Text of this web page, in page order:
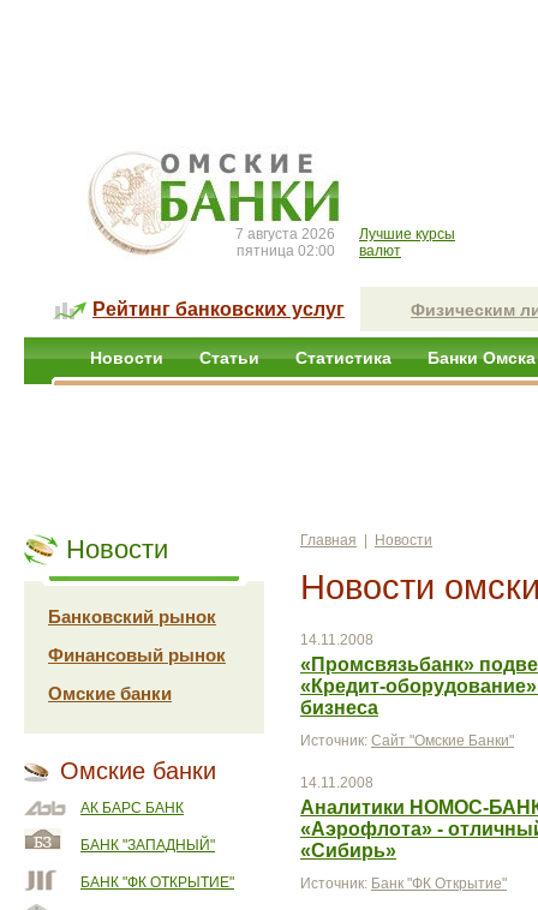
7 августа 2026
пятница 02:00
Лучшие курсы
валют
Рейтинг банковских услуг Физическим
Новости Статьи Статистика Банки Омска
Новости
Банковский рынок
Финансовый рынок
Омские банки
Омские банки
АК БАРС БАНК
БАНК "ЗАПАДНЫЙ"
БАНК "ФК ОТКРЫТИЕ"
Главная Новости
Новости
14.11.2008
«Промсвязьбанк»
«Кредит-
бизнеса
Источник: Сайт "Омские Банки"
14.11.2008
Аналитики НОМОС-
«Аэрофлота» -
«Сибирь»
Источник: Банк "ФК Открытие"